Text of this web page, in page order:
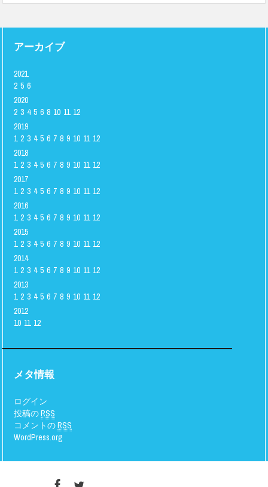
アーカイブ
2021
2 5 6
2020
2 3 4 5 6 8 10 11 12
2019
1 2 3 4 5 6 7 8 9 10 11 12
2018
1 2 3 4 5 6 7 8 9 10 11 12
2017
1 2 3 4 5 6 7 8 9 10 11 12
2016
1 2 3 4 5 6 7 8 9 10 11 12
2015
1 2 3 4 5 6 7 8 9 10 11 12
2014
1 2 3 4 5 6 7 8 9 10 11 12
2013
1 2 3 4 5 6 7 8 9 10 11 12
2012
10 11 12
メタ情報
ログイン
投稿のRSS
コメントのRSS
WordPress.org